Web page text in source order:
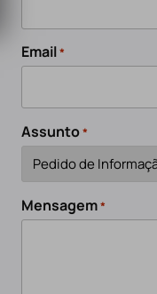
Email*
Assunto*
Mensagem*